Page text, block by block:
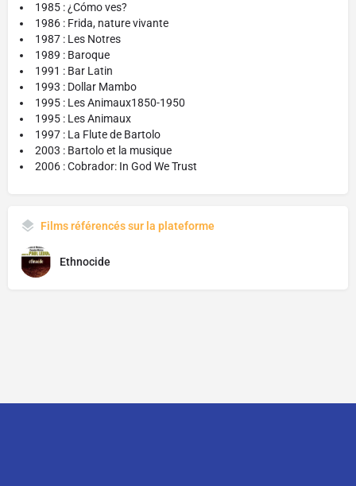
1985 : ¿Cómo ves?
1986 : Frida, nature vivante
1987 : Les Notres
1989 : Baroque
1991 : Bar Latin
1993 : Dollar Mambo
1995 : Les Animaux1850-1950
1995 : Les Animaux
1997 : La Flute de Bartolo
2003 : Bartolo et la musique
2006 : Cobrador: In God We Trust
Films référencés sur la plateforme
Ethnocide